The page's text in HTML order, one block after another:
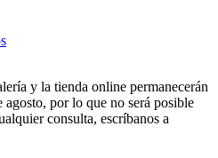
y la tienda online permanecerán
agosto, por lo que no será posible
consulta, escríbanos a